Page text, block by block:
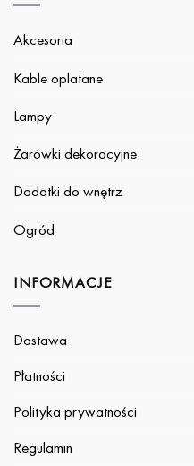
Akcesoria
Kable oplatane
Lampy
Żarówki dekoracyjne
Dodatki do wnętrz
Ogród
INFORMACJE
Dostawa
Płatności
Polityka prywatności
Regulamin